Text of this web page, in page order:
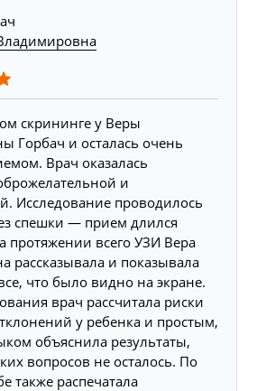
скрининге у Веры
Горбач и осталась очень
Врач оказалась
и
Исследование проводилось
спешки — прием длился
протяжении всего УЗИ Вера
рассказывала и показывала
что было видно на экране.
врач рассчитала риски
у ребенка и простым,
объяснила результаты,
вопросов не осталось. По
также распечатала